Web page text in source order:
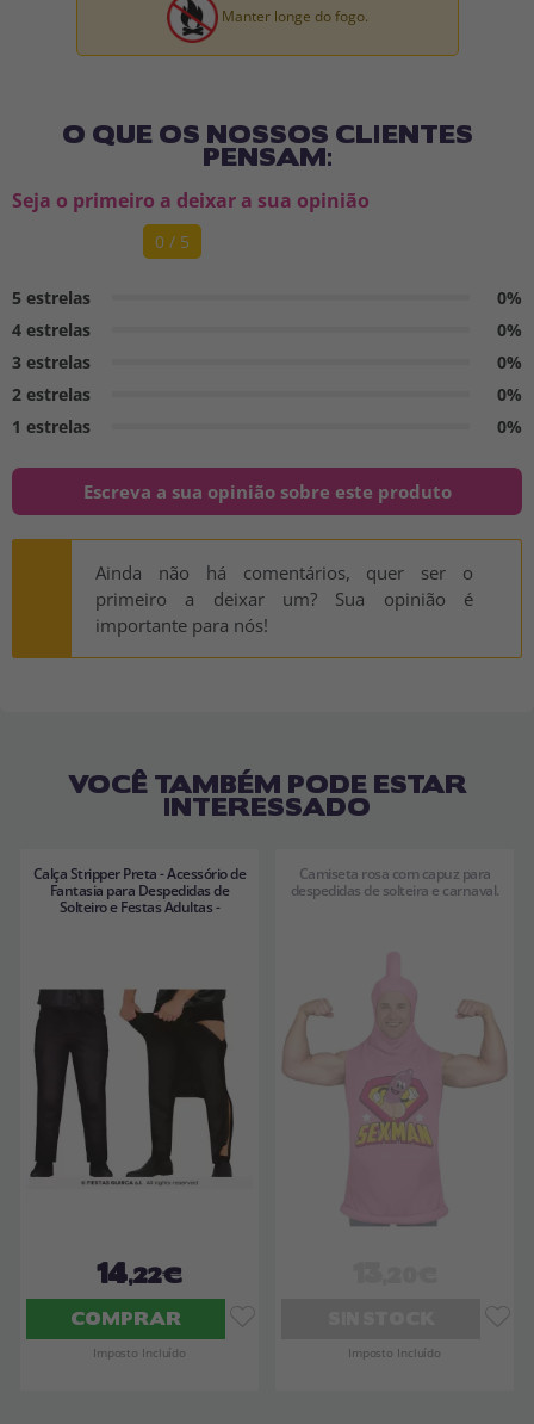
Manter longe do fogo.
O QUE OS NOSSOS CLIENTES
PENSAM:
Seja o primeiro a deixar a sua opinião
0 / 5
5 estrelas
0%
4 estrelas
0%
3 estrelas
0%
2 estrelas
0%
1 estrelas
0%
Escreva a sua opinião sobre este produto
Ainda não há comentários, quer ser o
primeiro a deixar um? Sua opinião é
importante para nós!
VOCÊ TAMBÉM PODE ESTAR
INTERESSADO
Calça Stripper Preta - Acessório de
Fantasia para Despedidas de
Solteiro e Festas Adultas -
14,22€
COMPRAR
Imposto Incluído
Camiseta rosa com capuz para
despedidas de solteira e carnaval.
Imposto Incluído